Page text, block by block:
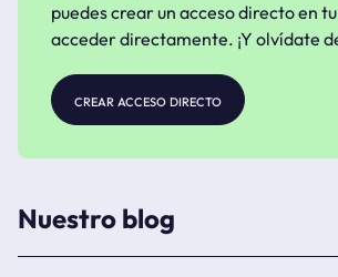
puedes crear un acceso directo en
acceder directamente. ¡Y olvídate
crear acceso directo
Nuestro blog